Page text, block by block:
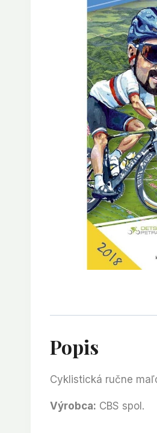
Popis
Cyklistická ručne
Výrobca: CBS spol.